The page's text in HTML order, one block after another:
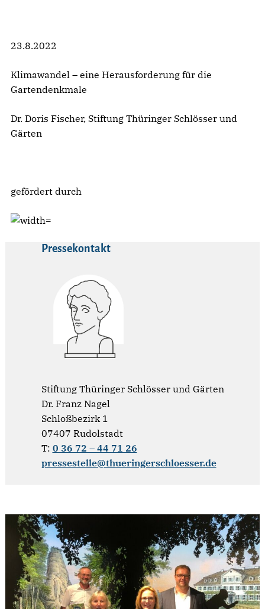
23.8.2022
Klimawandel – eine Herausforderung für die
Gartendenkmale
Dr. Doris Fischer, Stiftung Thüringer Schlösser und
Gärten
gefördert durch
Pressekontakt
Stiftung Thüringer Schlösser und Gärten
Dr. Franz Nagel
Schloßbezirk 1
07407 Rudolstadt
T: 0 36 72 – 44 71 26
pressestelle@thueringerschloesser.de